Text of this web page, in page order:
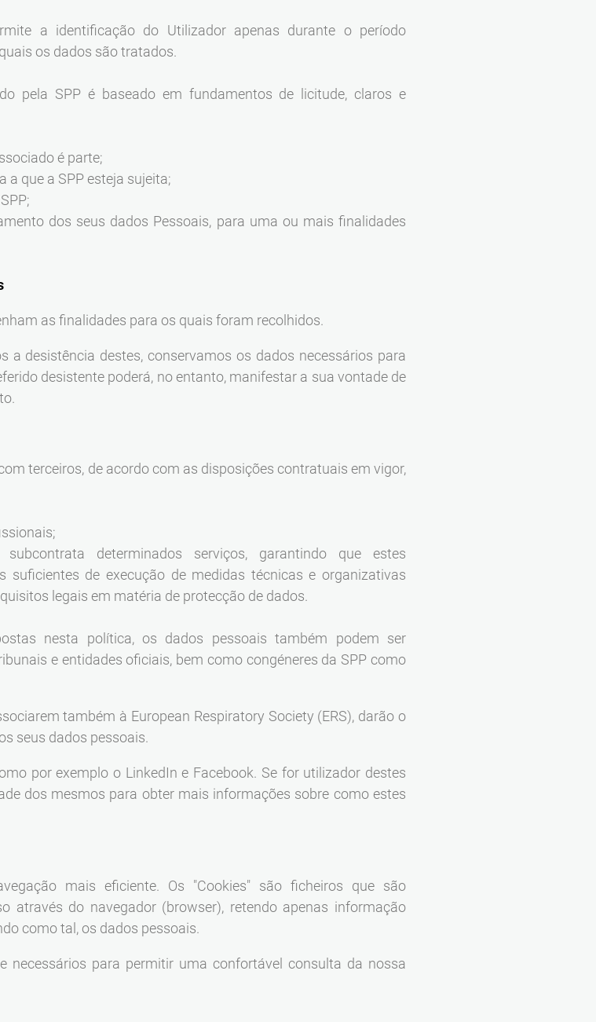
a identificação do Utilizador apenas durante o período
os dados são tratados.
pela SPP é baseado em fundamentos de licitude, claros e
é parte;
que a SPP esteja sujeita;
dos seus dados Pessoais, para uma ou mais finalidades
as finalidades para os quais foram recolhidos.
a desistência destes, conservamos os dados necessários para
desistente poderá, no entanto, manifestar a sua vontade de
terceiros, de acordo com as disposições contratuais em vigor,
determinados serviços, garantindo que estes
suficientes de execução de medidas técnicas e organizativas
legais em matéria de protecção de dados.
nesta política, os dados pessoais também podem ser
e entidades oficiais, bem como congéneres da SPP como
também à European Respiratory Society (ERS), darão o
seus dados pessoais.
por exemplo o LinkedIn e Facebook. Se for utilizador destes
dos mesmos para obter mais informações sobre como estes
mais eficiente. Os "Cookies" são ficheiros que são
através do navegador (browser), retendo apenas informação
como tal, os dados pessoais.
necessários para permitir uma confortável consulta da nossa